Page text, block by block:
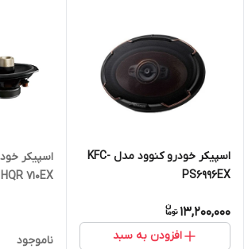
اسپیکر خودرو کنوود مدل KFC-
PS6996EX
13,200,000
افزودن به سبد
HQR 710EX
ناموجود